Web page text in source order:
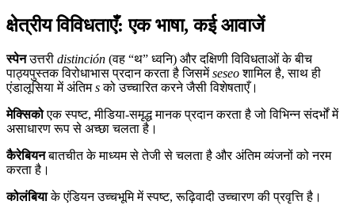
क्षेत्रीय विविधताएँ: एक भाषा, कई आवाजें
स्पेनउत्तरी distinción (वह “थ” ध्वनि) और दक्षिणी विविधताओं के बीच
पाठ्यपुस्तक विरोधाभास प्रदान करता है जिसमेंseseoशामिल है, साथ ही
एंडालूसिया में अंतिमsको उच्चारित करने जैसी विशेषताएँ।
मेक्सिकोएक स्पष्ट, मीडिया-समृद्ध मानक प्रदान करता है जो विभिन्न संदर्भों में
असाधारण रूप से अच्छा चलता है।
कैरेबियनबातचीत के माध्यम से तेजी से चलता है और अंतिम व्यंजनों को नरम
करता है।
कोलंबियाके एंडियन उच्चभूमि में स्पष्ट, रूढ़िवादी उच्चारण की प्रवृत्ति है।